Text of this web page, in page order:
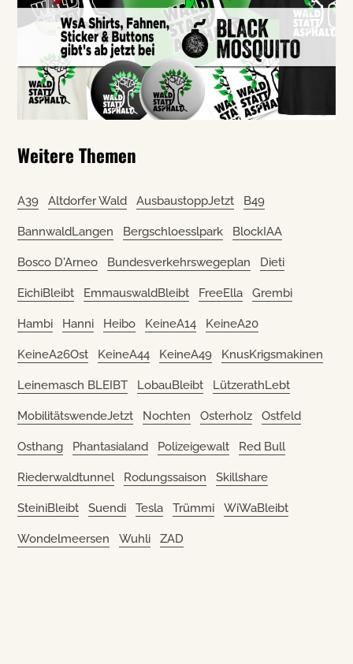
Weitere Themen
A39 Altdorfer Wald AusbaustoppJetzt B49
BannwaldLangen Bergschloesslpark BlockIAA
Bosco D'Arneo Bundesverkehrswegeplan Dieti
EichiBleibt EmmauswaldBleibt FreeElla Grembi
Hambi Hanni Heibo KeineA14 KeineA20
KeineA26Ost KeineA44 KeineA49 KnusKrigsmakinen
Leinemasch BLEIBT LobauBleibt LützerathLebt
MobilitätswendeJetzt Nochten Osterholz Ostfeld
Osthang Phantasialand Polizeigewalt Red Bull
Riederwaldtunnel Rodungssaison Skillshare
SteiniBleibt Suendi Tesla Trümmi WiWaBleibt
Wondelmeersen Wuhli ZAD